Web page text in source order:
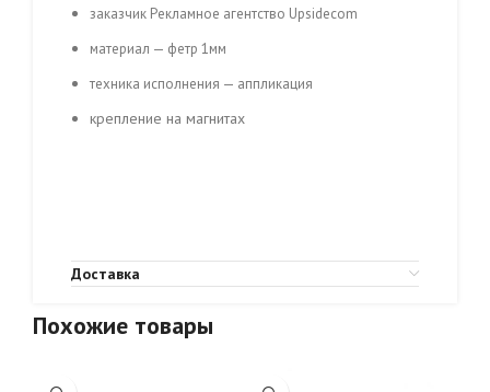
заказчик Рекламное агентство Upsidecom
материал — фетр 1мм
техника исполнения — аппликация
крепление на магнитах
Доставка
Похожие товары